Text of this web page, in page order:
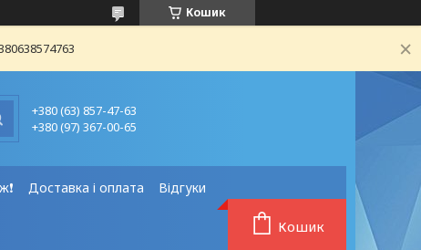
Кошик
+380 (63) 857-47-63
+380 (97) 367-00-65
Доставка і оплата Відгуки
Кошик